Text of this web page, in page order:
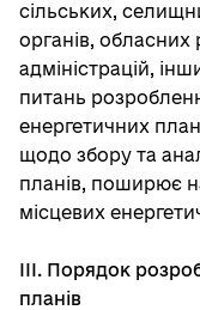
сільських,
органів,
адміністрацій,
питань
енергетичних
щодо збору та
планів, поширює
місцевих
ІІІ. Порядок
планів